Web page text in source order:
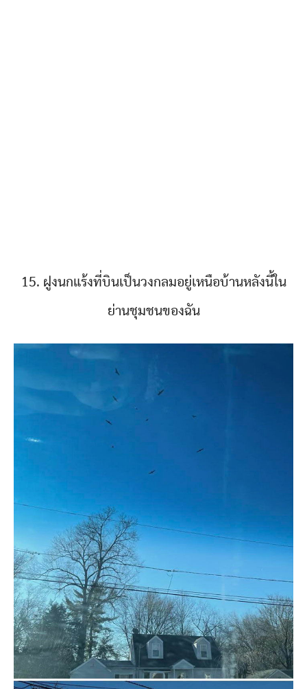
15. ฝูงนกแร้งที่บินเป็นวงกลมอยู่เหนือบ้านหลังนี้ใน
ย่านชุมชนของฉัน